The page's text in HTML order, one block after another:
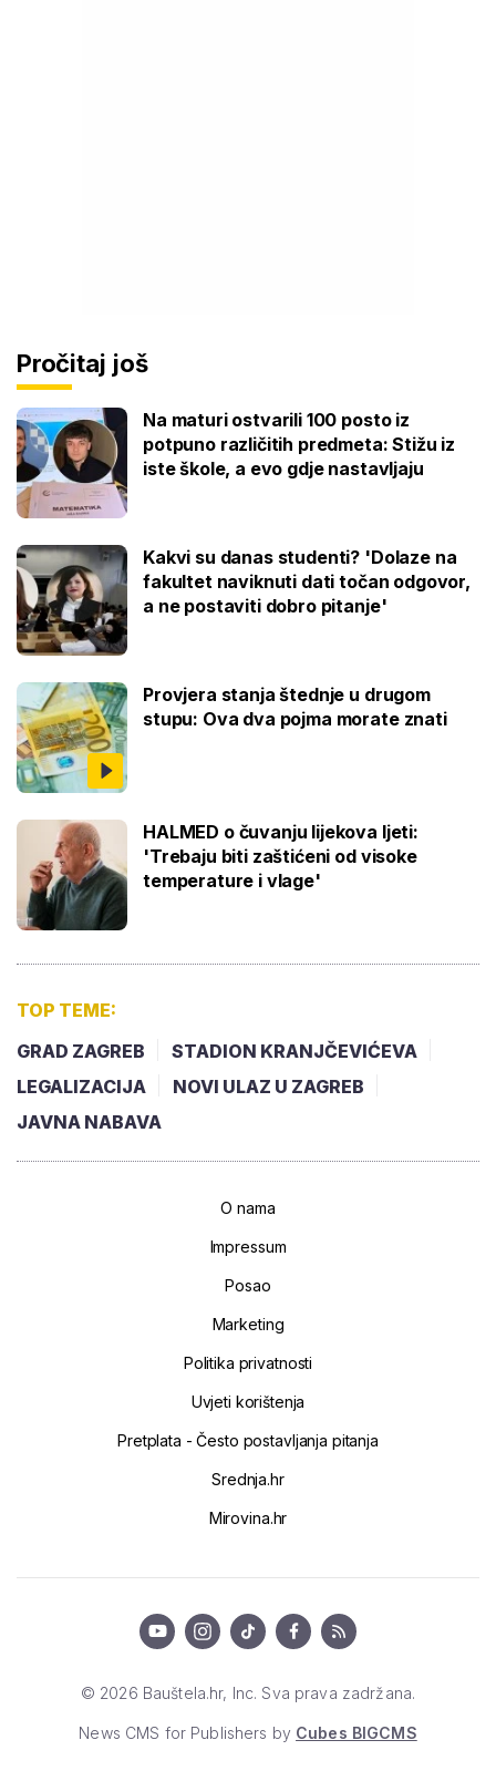
Pročitaj još
Na maturi ostvarili 100 posto iz
potpuno različitih predmeta: Stižu iz
iste škole, a evo gdje nastavljaju
Kakvi su danas studenti? 'Dolaze na
fakultet naviknuti dati točan odgovor,
a ne postaviti dobro pitanje'
Provjera stanja štednje u drugom
stupu: Ova dva pojma morate znati
HALMED o čuvanju lijekova ljeti:
'Trebaju biti zaštićeni od visoke
temperature i vlage'
TOP TEME:
GRAD ZAGREB
STADION KRANJČEVIĆEVA
LEGALIZACIJA
NOVI ULAZ U ZAGREB
JAVNA NABAVA
O nama
Impressum
Posao
Marketing
Politika privatnosti
Uvjeti korištenja
Pretplata - Često postavljanja pitanja
Srednja.hr
Mirovina.hr
© 2026 Bauštela.hr, Inc. Sva prava zadržana.
News CMS for Publishers by Cubes BIGCMS